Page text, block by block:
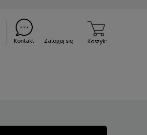
Koszyk:
Kontakt Zaloguj się